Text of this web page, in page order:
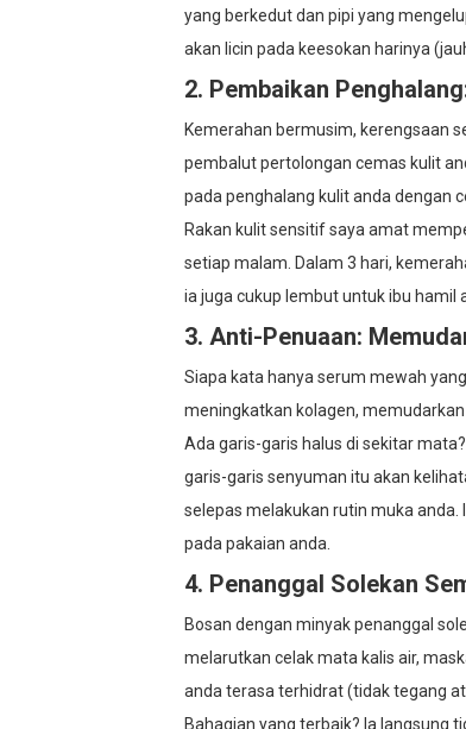
yang berkedut dan pipi yang
akan licin pada keesokan harinya
2. Pembaikan
Kemerahan bermusim, kerengsaan
pembalut pertolongan cemas kulit
pada penghalang kulit anda dengan
Rakan kulit sensitif saya amat
setiap malam. Dalam 3 hari,
ia juga cukup lembut untuk ibu hamil
3. Anti-Penuaan:
Siapa kata hanya serum mewah
meningkatkan kolagen,
Ada garis-garis halus di sekitar
garis-garis senyuman itu akan
selepas melakukan rutin muka anda.
pada pakaian anda.
4. Penanggal Solekan
Bosan dengan minyak penanggal
melarutkan celak mata kalis air,
anda terasa terhidrat (tidak tegang
Bahagian yang terbaik? Ia langsung